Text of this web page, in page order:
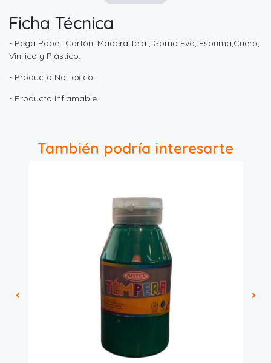
Ficha Técnica
- Pega Papel, Cartón, Madera,Tela , Goma Eva, Espuma,Cuero,
Vinilico y Plástico.
- Producto No tóxico.
- Producto Inflamable.
También podría interesarte